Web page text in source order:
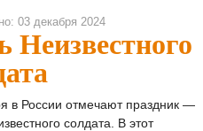
03 декабря 2024
Неизвестного
в России отмечают праздник —
солдата. В этот